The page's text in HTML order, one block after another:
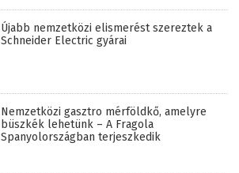
Újabb nemzetközi elismerést szereztek a
Schneider Electric gyárai
Nemzetközi gasztro mérföldkő, amelyre
büszkék lehetünk – A Fragola
Spanyolországban terjeszkedik